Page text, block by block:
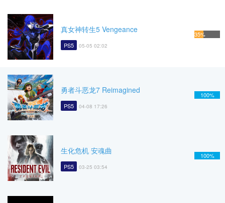
真女神转生5 Vengeance
PS5 05-05 02:02
35%
勇者斗恶龙7 Reimagined
PS5 04-08 17:26
100%
生化危机 安魂曲
PS5 03-25 03:54
100%